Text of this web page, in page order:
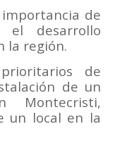
de
el desarrollo
la región.
de
de un
Montecristi,
un local en la